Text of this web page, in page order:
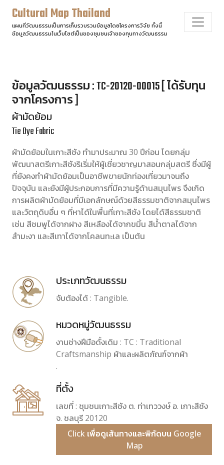
Cultural Map Thailand
แผนที่วัฒนธรรมเป็นการเก็บรวบรวมข้อมูลโดยโครงการวิจัย ทั้งนี้
ข้อมูลวัฒนธรรมในเว็บไซต์เป็นของชุมชนเจ้าของทุนทางวัฒนธรรม
ข้อมูลวัฒนธรรม : TC-20120-00015 [ ได้รับทุน
จากโครงการ ]
ผ้ามัดย้อม
Tie Dye Fabric
ผ้ามัดย้อมในเกาะสีชัง ทำมาประมาณ 30 ปีก่อน โดยกลุ่ม
พัฒนาสตรีเกาะสีชังริเริ่มให้ผู้เชี่ยวชาญมาสอนกลุ่มสตรี ซึ่งมีผู้
ที่ยังคงทำผ้ามัดย้อมเป็นอาชีพขายนักท่องเที่ยวมาจนถึง
ปัจจุบัน และยังมีผู้ประกอบการที่มีความรู้ด้านสมุนไพร จึงเกิด
การผลิตผ้ามัดย้อมที่มีเอกลักษณ์ด้วยสีธรรมชาติจากสมุนไพร
และวัตถุดิบอื่น ๆ ที่หาได้ในพื้นที่เกาะสีชัง โดยได้สีธรรมชาติ
เช่น สีชมพูได้จากฝาง สีเหลืองได้จากขมิ้น สีน้ำตาลได้จาก
สำมะงา และสีเทาได้จากโคลนทะเล เป็นต้น
ประเภทวัฒนธรรม
จับต้องได้ : Tangible.
หมวดหมู่วัฒนธรรม
งานช่างฝีมือดั้งเดิม : TC : Traditional
Craftsmanship ผ้าและผลิตภัณฑ์จากผ้า
.
ที่ตั้ง
เลขที่ : ชุมชนเกาะสีชัง ต. ท่าเทววงษ์ อ. เกาะสีชัง
จ. ชลบุรี 20120
Click เพื่อดูเส้นทางและพิกัดบน Google
Map